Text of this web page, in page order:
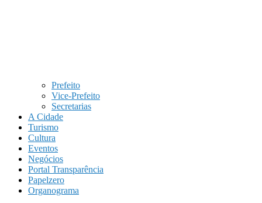
Prefeito
Vice-Prefeito
Secretarias
A Cidade
Turismo
Cultura
Eventos
Negócios
Portal Transparência
Papelzero
Organograma